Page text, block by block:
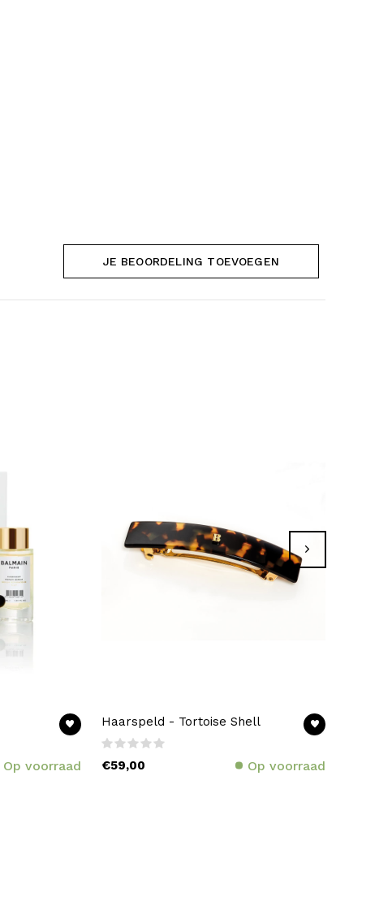
JE BEOORDELING TOEVOEGEN
Op voorraad
Haarspeld - Tortoise Shell
€59,00 Op voorraad